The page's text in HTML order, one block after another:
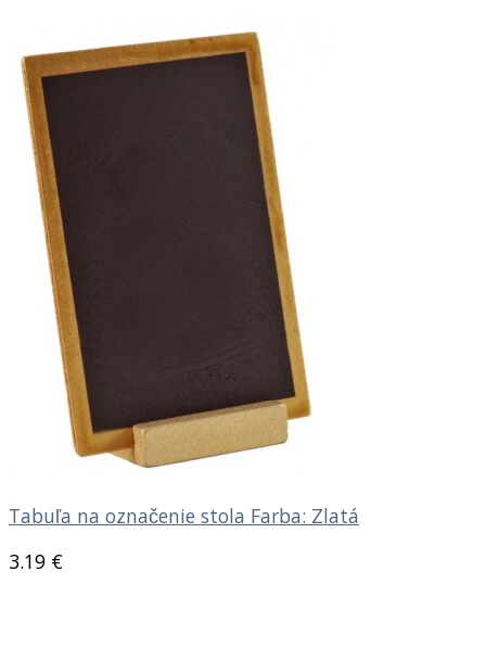
Tabuľa na označenie stola Farba: Zlatá
3.19 €